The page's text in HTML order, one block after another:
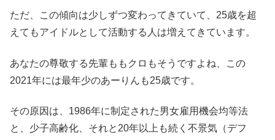
ただ、この傾向は少しずつ変わってきていて、25歳を超
えてもアイドルとして活動する人は増えてきています。
あなたの尊敬する先輩ももクロもそうですよね、この
2021年には最年少のあーりんも25歳です。
その原因は、1986年に制定された男女雇用機会均等法
と、少子高齢化、それと20年以上も続く不景気（デフ